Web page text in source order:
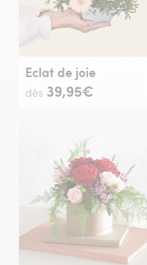
Eclat de joie
dès 39,95€